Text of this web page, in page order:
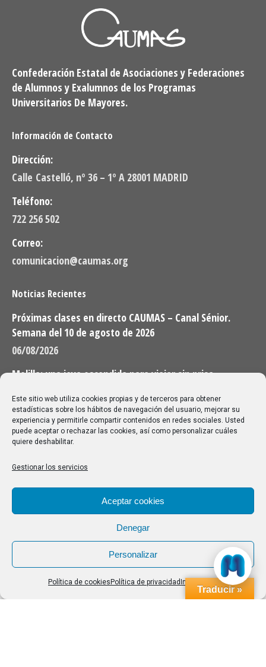
Este sitio web utiliza cookies propias y de terceros para obtener
estadísticas sobre los hábitos de navegación del usuario, mejorar su
experiencia y permitirle compartir contenidos en redes sociales. Usted
puede aceptar o rechazar las cookies, así como personalizar cuáles
quiere deshabilitar.
Gestionar los servicios
Aceptar cookies
Denegar
Personalizar
Política de cookies Política de privacidad Impressum
Confederación Estatal de Asociaciones y Federaciones
de Alumnos y Exalumnos de los Programas
Universitarios De Mayores.
Información de Contacto
Dirección:
Calle Castelló, nº 36 – 1º A 28001 MADRID
Teléfono:
722 256 502
Correo:
comunicacion@caumas.org
Noticias Recientes
Próximas clases en directo CAUMAS – Canal Sénior.
Semana del 10 de agosto de 2026
06/08/2026
Melilla: una joya escondida para viajar sin prisa
28/07/2026
Buscar
Buscar:
Aviso Legal|Política de privacidad|Política de cookies
Traducir »